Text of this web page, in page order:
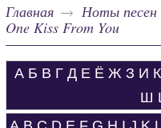
Главная Ноты песен
One Kiss From You
А Б В Г Д Е Ё Ж З И К
Ш